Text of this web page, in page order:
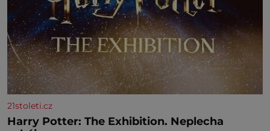
21stoleti.cz
Harry Potter: The Exhibition. Neplecha